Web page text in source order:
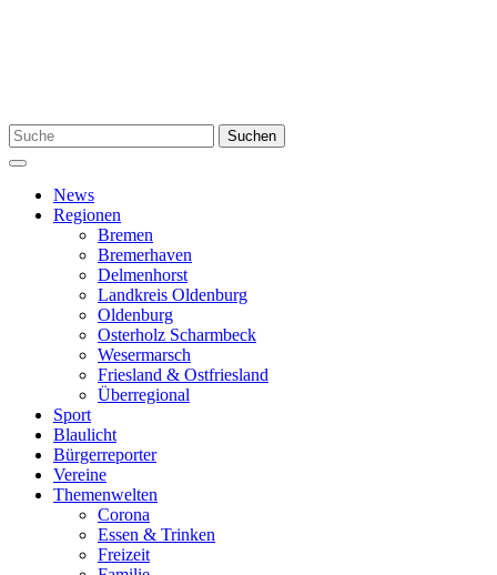
Suchen
nach:
Suchen
Menü
News
Regionen
Bremen
Bremerhaven
Delmenhorst
Landkreis Oldenburg
Oldenburg
Osterholz Scharmbeck
Wesermarsch
Friesland & Ostfriesland
Überregional
Sport
Blaulicht
Bürgerreporter
Vereine
Themenwelten
Corona
Essen & Trinken
Freizeit